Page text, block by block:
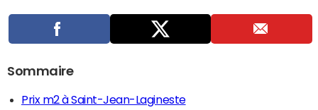
Sommaire
Prix m2 à Saint-Jean-Lagineste